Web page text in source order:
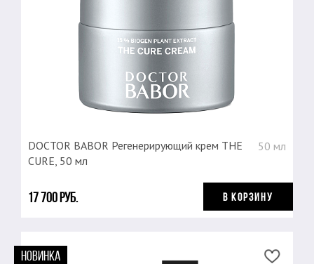
DOCTOR BABOR Регенерирующий крем THE
CURE, 50 мл
50 мл
17 700 руб. В КОРЗИНУ
НОВИНКА